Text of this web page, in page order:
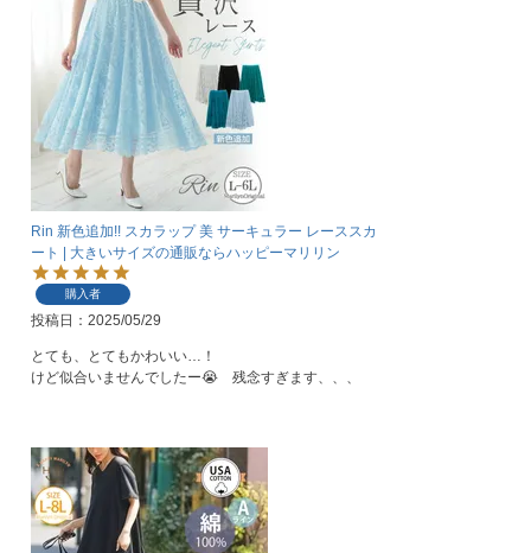
Rin 新色追加!! スカラップ 美 サーキュラー レーススカ
ート | 大きいサイズの通販ならハッピーマリリン
購入者
投稿日 2025/05/29
とても、とてもかわいい…！
けど似合いませんでしたー😭　残念すぎます、、、